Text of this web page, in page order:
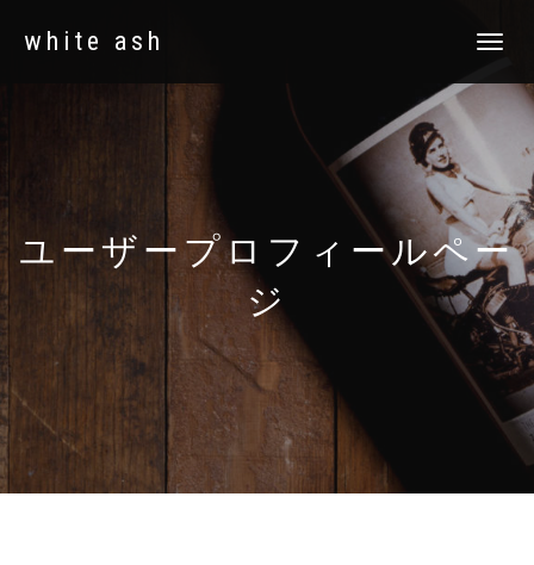
white ash
ナ
ゲ
ン
切
り
替
え
ユーザープロフィールペー
ジ